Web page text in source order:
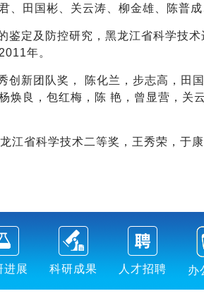
、田国彬、关云涛、柳金雄、陈普
鉴定及防控研究，黑龙江省科学技
年。
新团队奖， 陈化兰，步志高，田
焕良，包红梅，陈 艳，曾显营，关
江省科学技术二等奖，王秀荣，于
进展 科研成果 人才招聘 办